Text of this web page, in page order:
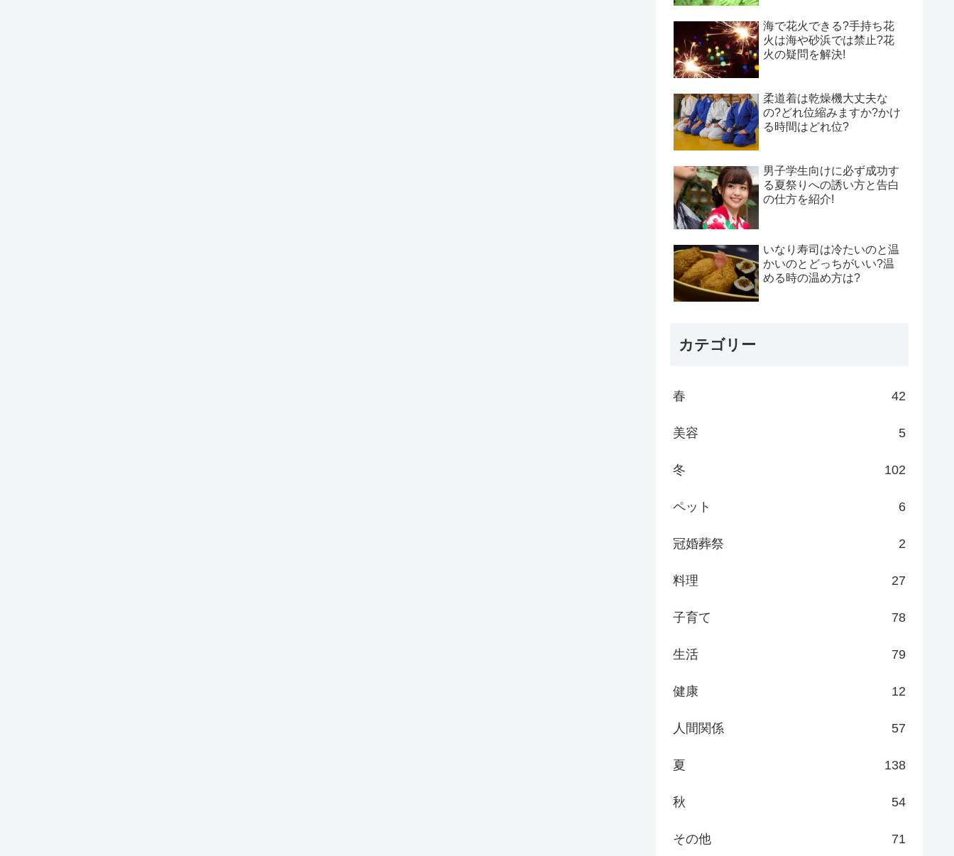
海で花火できる?手持ち花
火は海や砂浜では禁止?花
火の疑問を解決!
柔道着は乾燥機大丈夫な
の?どれ位縮みますか?かけ
る時間はどれ位?
男子学生向けに必ず成功す
る夏祭りへの誘い方と告白
の仕方を紹介!
いなり寿司は冷たいのと温
かいのとどっちがいい?温
める時の温め方は?
カテゴリー
春 42
美容 5
冬 102
ペット 6
冠婚葬祭 2
料理 27
子育て 78
生活 79
健康 12
人間関係 57
夏 138
秋 54
その他 71